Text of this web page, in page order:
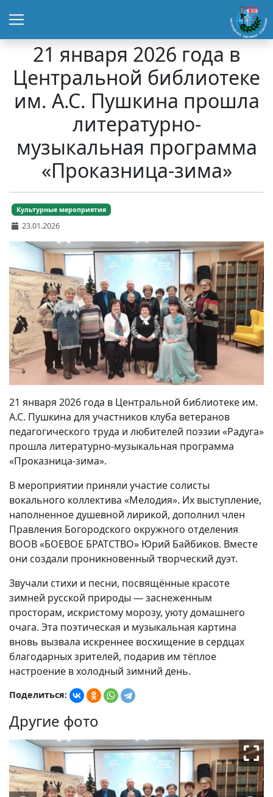
21 января 2026 года в
Центральной библиотеке
им. А.С. Пушкина прошла
литературно-
музыкальная программа
«Проказница-зима»
Культурные мероприятия
23.01.2026
21 января 2026 года в Центральной библиотеке им.
А.С. Пушкина для участников клуба ветеранов
педагогического труда и любителей поэзии «Радуга»
прошла литературно-музыкальная программа
«Проказница-зима».
В мероприятии приняли участие солисты
вокального коллектива «Мелодия». Их выступление,
наполненное душевной лирикой, дополнил член
Правления Богородского окружного отделения
ВООВ «БОЕВОЕ БРАТСТВО» Юрий Байбиков. Вместе
они создали проникновенный творческий дуэт.
Звучали стихи и песни, посвящённые красоте
зимней русской природы — заснеженным
просторам, искристому морозу, уюту домашнего
очага. Эта поэтическая и музыкальная картина
вновь вызвала искреннее восхищение в сердцах
благодарных зрителей, подарив им тёплое
настроение в холодный зимний день.
Поделиться:
Другие фото